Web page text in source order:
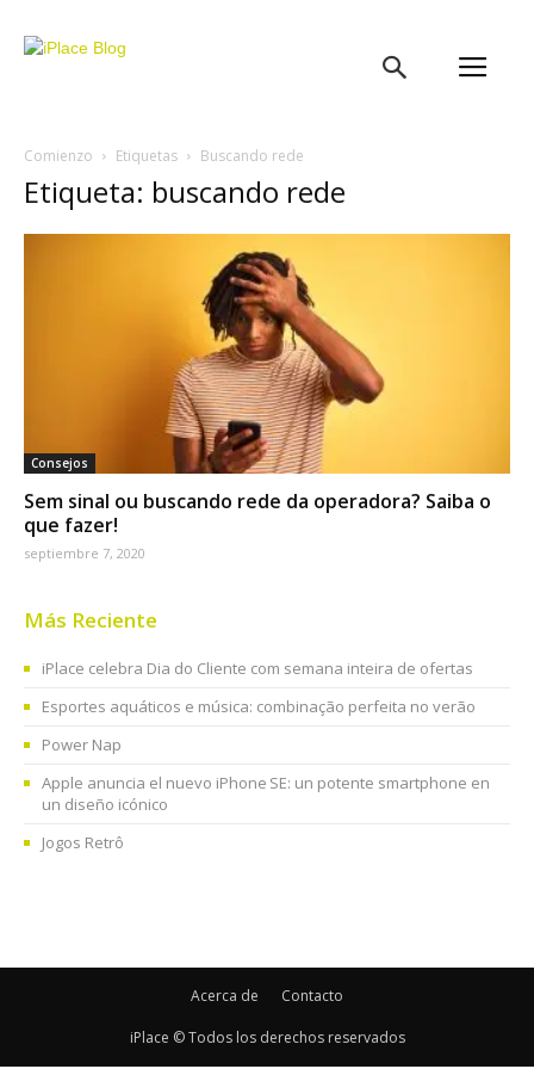
Comienzo Etiquetas Buscando rede
Etiqueta: buscando rede
Consejos
Sem sinal ou buscando rede da operadora? Saiba o
que fazer!
septiembre 7, 2020
Más Reciente
iPlace celebra Dia do Cliente com semana inteira de ofertas
Esportes aquáticos e música: combinação perfeita no verão
Power Nap
Apple anuncia el nuevo iPhone SE: un potente smartphone en
un diseño icónico
Jogos Retrô
Acerca de Contacto
iPlace © Todos los derechos reservados